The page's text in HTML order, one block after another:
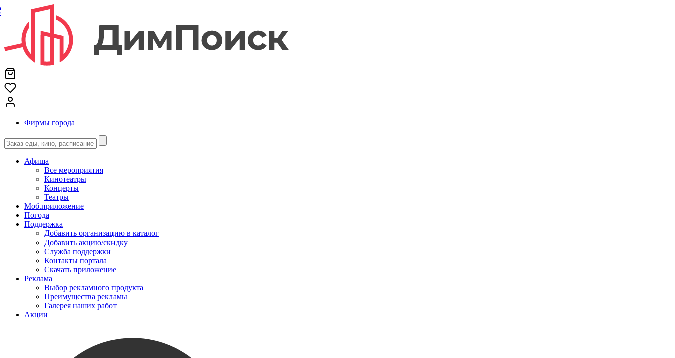
Фирмы города
Афиша
Все мероприятия
Кинотеатры
Концерты
Театры
Моб.приложение
Погода
Поддержка
Добавить организацию в каталог
Добавить акцию/скидку
Служба поддержки
Контакты портала
Скачать приложение
Реклама
Выбор рекламного продукта
Преимущества рекламы
Галерея наших работ
Акции